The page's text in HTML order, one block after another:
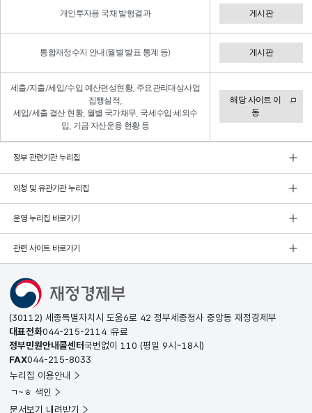
개인투자용 국채 발행결과 게시판
통합재정수지 안내(월별 발표 통계 등) 게시판
세출/지출/세입/수입 예산편성현황, 주요관리대상사업
집행실적,
세입/세출 결산 현황, 월별 국가채무, 국세수입·세외수
입, 기금 자산운용 현황 등
해당 사이트 이
동
정부 관련기관 누리집
외청 및 유관기관 누리집
운영 누리집 바로가기
관련 사이트 바로가기
(30112) 세종특별자치시 도움6로 42 정부세종청사 중앙동 재정경제부
대표전화044-215-2114 유료
정부민원안내콜센터국번없이 110 (평일 9시~18시)
FAX044-215-8033
누리집 이용안내
ㄱ~ㅎ 색인
문서보기 내려받기